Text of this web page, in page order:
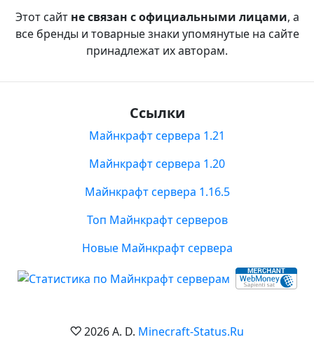
Этот сайт не связан с официальными лицами, а
все бренды и товарные знаки упомянутые на сайте
принадлежат их авторам.
Ссылки
Майнкрафт сервера 1.21
Майнкрафт сервера 1.20
Майнкрафт сервера 1.16.5
Топ Майнкрафт серверов
Новые Майнкрафт сервера
2026 A. D. Minecraft-Status.Ru